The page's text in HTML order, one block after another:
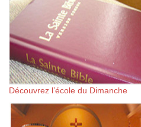
Découvrez l’école du Dimanche